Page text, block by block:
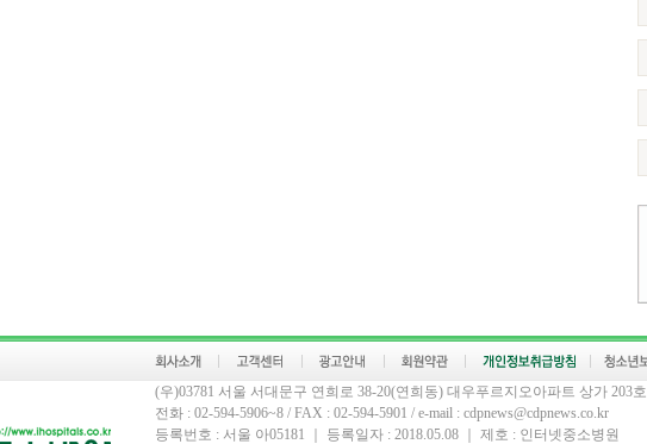
(우)03781 서울 서대문구 연희로 38-20(연희동) 대우푸르지오아파트 상가 203호
전화 : 02-594-5906~8 / FAX : 02-594-5901 / e-mail : cdpnews@cdpnews.co.kr
등록번호 : 서울 아05181 ｜ 등록일자 : 2018.05.08 ｜ 제호 : 인터넷중소병원